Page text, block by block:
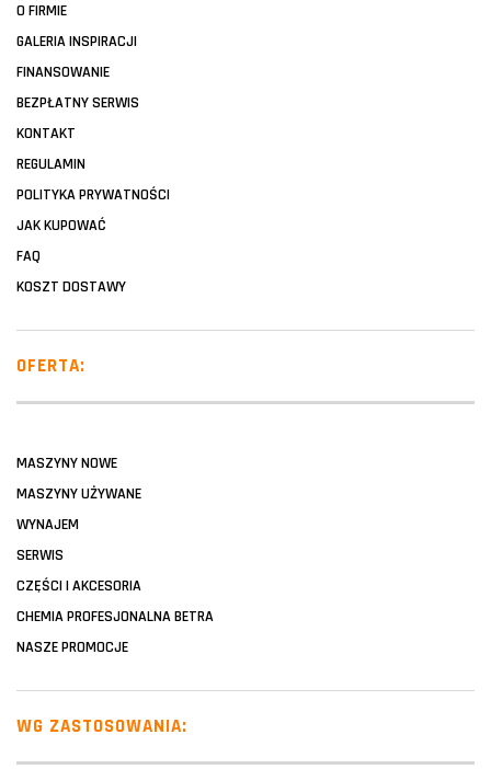
O FIRMIE
GALERIA INSPIRACJI
FINANSOWANIE
BEZPŁATNY SERWIS
KONTAKT
REGULAMIN
POLITYKA PRYWATNOŚCI
JAK KUPOWAĆ
FAQ
KOSZT DOSTAWY
OFERTA:
MASZYNY NOWE
MASZYNY UŻYWANE
WYNAJEM
SERWIS
CZĘŚCI I AKCESORIA
CHEMIA PROFESJONALNA BETRA
NASZE PROMOCJE
WG ZASTOSOWANIA: